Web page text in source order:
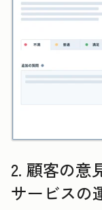
2. 顧客の意
サービスの